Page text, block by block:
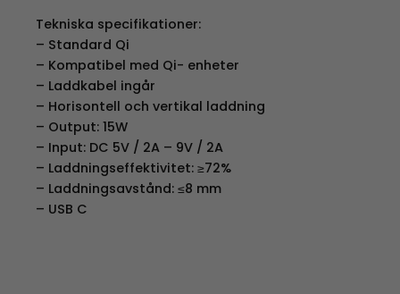
Tekniska specifikationer:
– Standard Qi
– Kompatibel med Qi- enheter
– Laddkabel ingår
– Horisontell och vertikal laddning
– Output: 15W
– Input: DC 5V / 2A – 9V / 2A
– Laddningseffektivitet: ≥72%
– Laddningsavstånd: ≤8 mm
– USB C